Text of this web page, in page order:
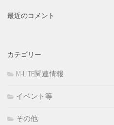
最近のコメント
カテゴリー
M-LITE関連情報
イベント等
その他